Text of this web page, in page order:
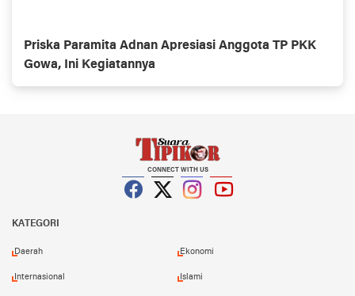
Priska Paramita Adnan Apresiasi Anggota TP PKK
Gowa, Ini Kegiatannya
CONNECT WITH US
KATEGORI
Daerah Ekonomi
Internasional Islami